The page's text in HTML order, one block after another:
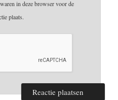
in deze browser voor de
plaats.